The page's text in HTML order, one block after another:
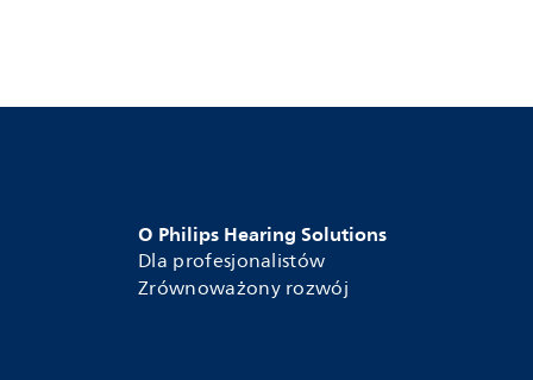
O Philips Hearing Solutions
Dla profesjonalistów
Zrównoważony rozwój